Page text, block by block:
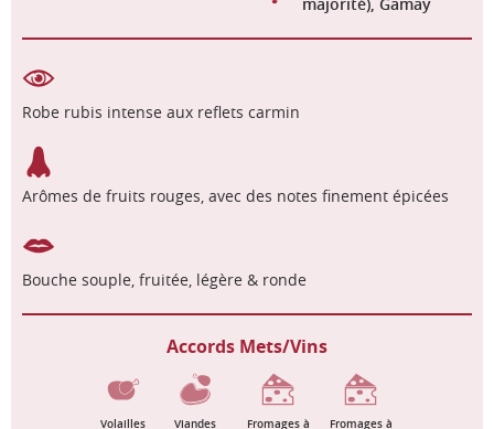
majorité), Gamay
Robe rubis intense aux reflets carmin
Arômes de fruits rouges, avec des notes finement épicées
Bouche souple, fruitée, légère & ronde
Accords Mets/Vins
Volailles Viandes Fromages à Fromages à